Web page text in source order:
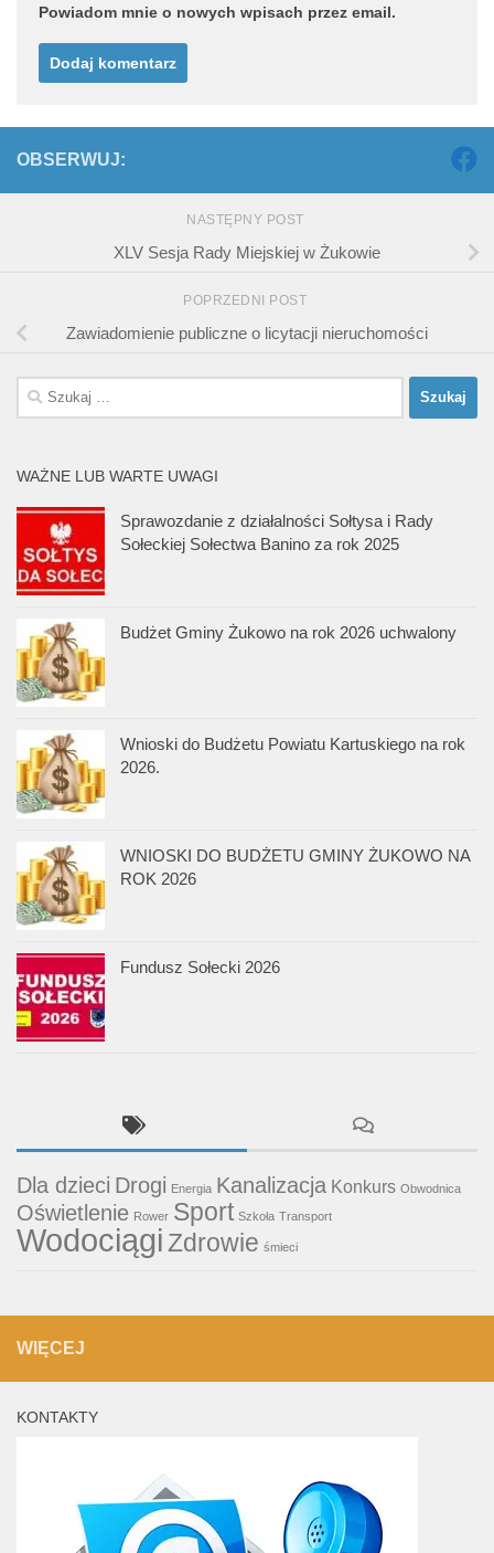
Powiadom mnie o nowych wpisach przez email.
OBSERWUJ:
NASTĘPNY POST
XLV Sesja Rady Miejskiej w Żukowie
POPRZEDNI POST
Zawiadomienie publiczne o licytacji nieruchomości
Szukaj:
WAŻNE LUB WARTE UWAGI
Sprawozdanie z działalności Sołtysa i Rady
Sołeckiej Sołectwa Banino za rok 2025
Budżet Gminy Żukowo na rok 2026 uchwalony
Wnioski do Budżetu Powiatu Kartuskiego na rok
2026.
WNIOSKI DO BUDŻETU GMINY ŻUKOWO NA
ROK 2026
Fundusz Sołecki 2026
Dla dzieci Drogi Energia Kanalizacja Konkurs Obwodnica
Oświetlenie Rower Sport Szkoła Transport
WodociągiZdrowie śmieci
WIĘCEJ
KONTAKTY